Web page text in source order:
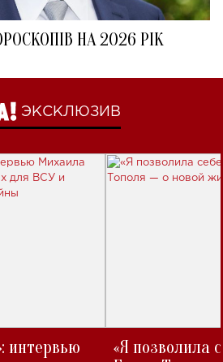
НА 2026 РІК
ЭКСКЛЮЗИВ
интервью
«Я позволила